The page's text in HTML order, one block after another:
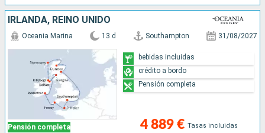
IRLANDA, REINO UNIDO
Pensión completa
Oceania Marina 13 d Southampton 31/08/2027
4 889 € Tasas incluidas
bebidas incluidas
crédito a bordo
Pensión completa